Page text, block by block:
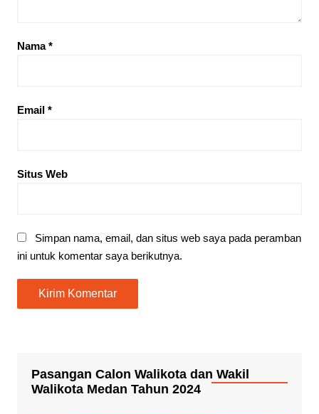
Nama*
Email *
Situs Web
Simpan nama, email, dan situs web saya pada peramban
ini untuk komentar saya berikutnya.
Pasangan Calon Walikota dan Wakil
Walikota Medan Tahun 2024